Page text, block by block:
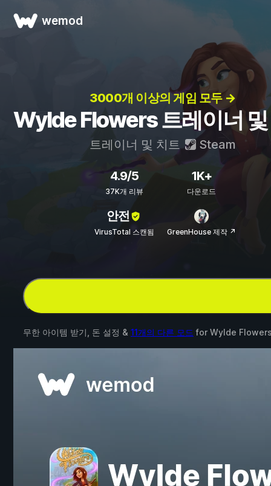
wemod
3000개 이상의 게임 모두 →
Wylde Flowers 트레이너 및
트레이너 및 치트 Steam
4.9/5
37K개 리뷰
1K+
다운로드
안전
VirusTotal 스캔됨 GreenHouse 제작 ↗
무한 아이템 받기, 돈 설정 & 11개의 다른 모드 for Wylde